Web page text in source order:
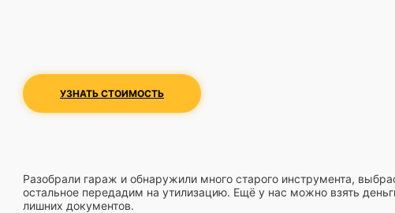
УЗНАТЬ СТОИМОСТЬ
Разобрали гараж и обнаружили много старого инструмента,
остальное передадим на утилизацию. Ещё у нас можно взять
лишних документов.